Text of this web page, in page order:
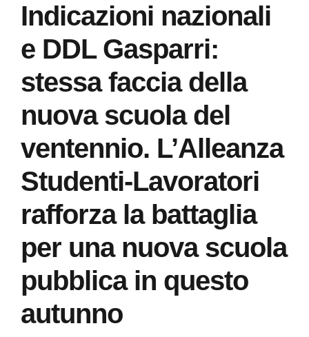
Indicazioni nazionali
e DDL Gasparri:
stessa faccia della
nuova scuola del
ventennio. L’Alleanza
Studenti-Lavoratori
rafforza la battaglia
per una nuova scuola
pubblica in questo
autunno